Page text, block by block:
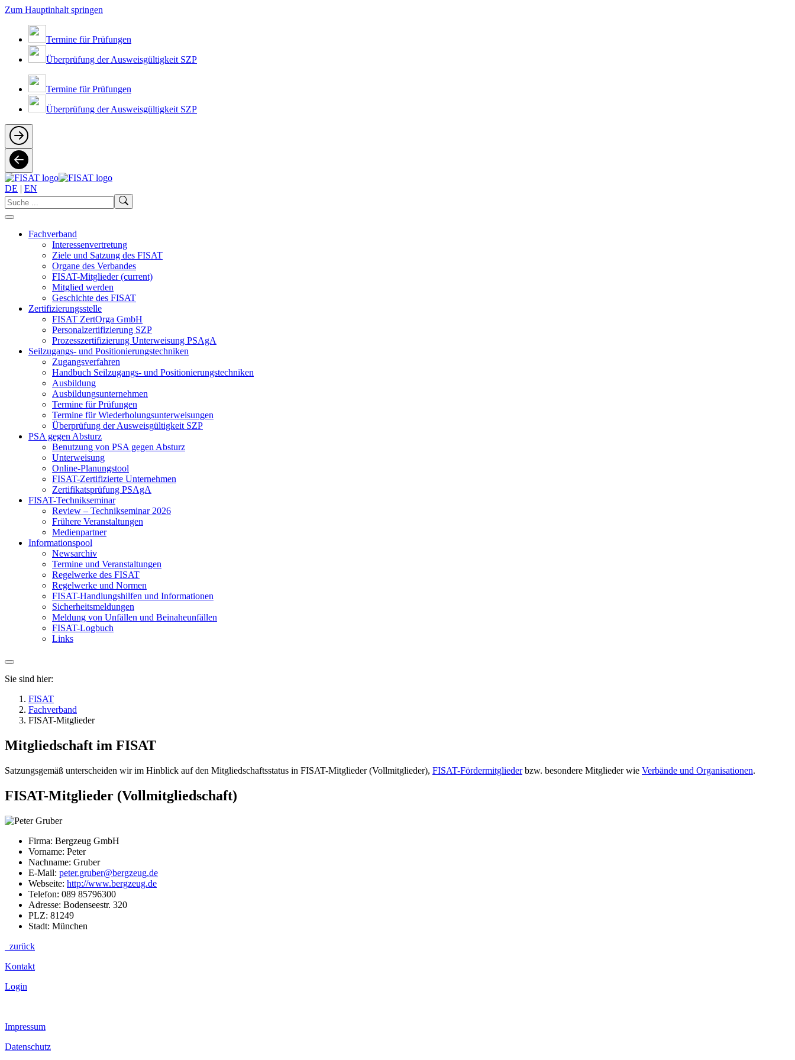
Zum Hauptinhalt springen
Termine für Prüfungen
Überprüfung der Ausweisgültigkeit SZP
Termine für Prüfungen
Überprüfung der Ausweisgültigkeit SZP
DE | EN
Fachverband
Interessenvertretung
Ziele und Satzung des FISAT
Organe des Verbandes
FISAT-Mitglieder(current)
Mitglied werden
Geschichte des FISAT
Zertifizierungsstelle
FISAT ZertOrga GmbH
Personalzertifizierung SZP
Prozesszertifizierung Unterweisung PSAgA
Seilzugangs- und Positionierungstechniken
Zugangsverfahren
Handbuch Seilzugangs- und Positionierungstechniken
Ausbildung
Ausbildungsunternehmen
Termine für Prüfungen
Termine für Wiederholungsunterweisungen
Überprüfung der Ausweisgültigkeit SZP
PSA gegen Absturz
Benutzung von PSA gegen Absturz
Unterweisung
Online-Planungstool
FISAT-Zertifizierte Unternehmen
Zertifikatsprüfung PSAgA
FISAT-Technikseminar
Review – Technikseminar 2026
Frühere Veranstaltungen
Medienpartner
Informationspool
Newsarchiv
Termine und Veranstaltungen
Regelwerke des FISAT
Regelwerke und Normen
FISAT-Handlungshilfen und Informationen
Sicherheitsmeldungen
Meldung von Unfällen und Beinaheunfällen
FISAT-Logbuch
Links
Sie sind hier:
FISAT
Fachverband
FISAT-Mitglieder
Mitgliedschaft im FISAT
Satzungsgemäß unterscheiden wir im Hinblick auf den Mitgliedschaftsstatus in FISAT-Mitglieder (Vollmitglieder), FISAT-Fördermitgliederbzw. besondere Mitglieder wie Verbände und Organisationen.
FISAT-Mitglieder (Vollmitgliedschaft)
Firma: Bergzeug GmbH
Vorname: Peter
Nachname: Gruber
E-Mail: peter.gruber@bergzeug.de
Webseite: http://www.bergzeug.de
Telefon: 089 85796300
Adresse: Bodenseestr. 320
PLZ: 81249
Stadt: München
zurück
Kontakt
Login
Impressum
Datenschutz